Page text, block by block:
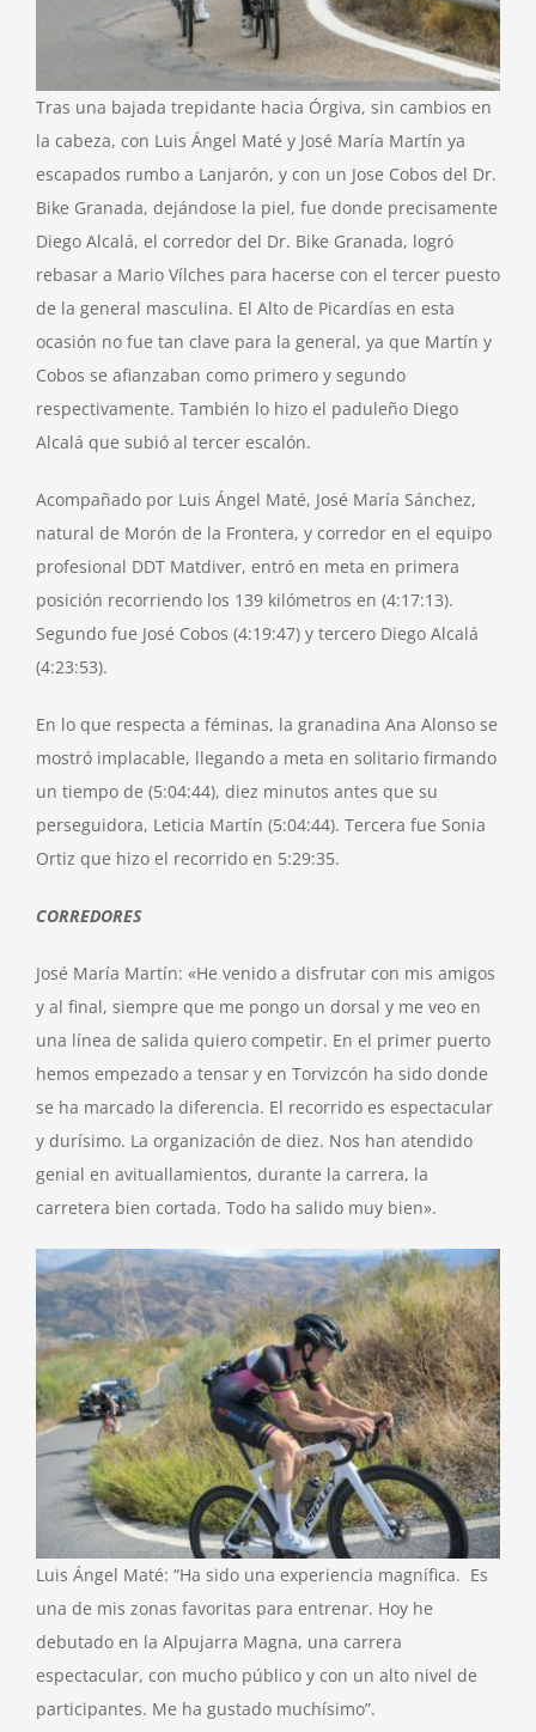
Tras una bajada trepidante hacia Órgiva, sin cambios en
la cabeza, con Luis Ángel Maté y José María Martín ya
escapados rumbo a Lanjarón, y con un Jose Cobos del Dr.
Bike Granada, dejándose la piel, fue donde precisamente
Diego Alcalá, el corredor del Dr. Bike Granada, logró
rebasar a Mario Vílches para hacerse con el tercer puesto
de la general masculina. El Alto de Picardías en esta
ocasión no fue tan clave para la general, ya que Martín y
Cobos se afianzaban como primero y segundo
respectivamente. También lo hizo el paduleño Diego
Alcalá que subió al tercer escalón.
Acompañado por Luis Ángel Maté, José María Sánchez,
natural de Morón de la Frontera, y corredor en el equipo
profesional DDT Matdiver, entró en meta en primera
posición recorriendo los 139 kilómetros en (4:17:13).
Segundo fue José Cobos (4:19:47) y tercero Diego Alcalá
(4:23:53).
En lo que respecta a féminas, la granadina Ana Alonso se
mostró implacable, llegando a meta en solitario firmando
un tiempo de (5:04:44), diez minutos antes que su
perseguidora, Leticia Martín (5:04:44). Tercera fue Sonia
Ortiz que hizo el recorrido en 5:29:35.
CORREDORES
José María Martín: «He venido a disfrutar con mis amigos
y al final, siempre que me pongo un dorsal y me veo en
una línea de salida quiero competir. En el primer puerto
hemos empezado a tensar y en Torvizcón ha sido donde
se ha marcado la diferencia. El recorrido es espectacular
y durísimo. La organización de diez. Nos han atendido
genial en avituallamientos, durante la carrera, la
carretera bien cortada. Todo ha salido muy bien».
Luis Ángel Maté: “Ha sido una experiencia magnífica. Es
una de mis zonas favoritas para entrenar. Hoy he
debutado en la Alpujarra Magna, una carrera
espectacular, con mucho público y con un alto nivel de
participantes. Me ha gustado muchísimo”.